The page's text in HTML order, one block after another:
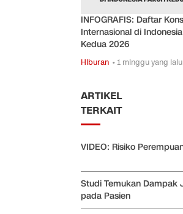
INFOGRAFIS: Daftar
Internasional di
Kedua 2026
Hiburan • 1 minggu yang lalu
ARTIKEL
TERKAIT
VIDEO: Risiko
Studi Temukan Dampak
pada Pasien